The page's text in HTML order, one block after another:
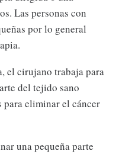
Las personas con
por lo general
el cirujano trabaja para
del tejido sano
eliminar el cáncer
una pequeña parte